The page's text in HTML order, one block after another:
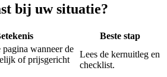
bij uw situatie?
Beste stap
wanneer de
of prijsgericht
Lees de kernuitleg en
checklist.